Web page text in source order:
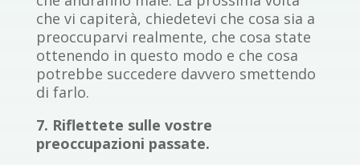
che vi capiterà, chiedetevi che cosa sia a
preoccuparvi realmente, che cosa state
ottenendo in questo modo e che cosa
potrebbe succedere davvero smettendo
di farlo.
7. Riflettete sulle vostre
preoccupazioni passate.